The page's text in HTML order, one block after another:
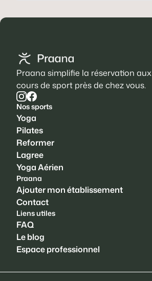
Praana simplifie la réservation aux
cours de sport près de chez vous.
Nos sports
Yoga
Pilates
Reformer
Lagree
Yoga Aérien
Praana
Ajouter mon établissement
Contact
Liens utiles
FAQ
Le blog
Espace professionnel